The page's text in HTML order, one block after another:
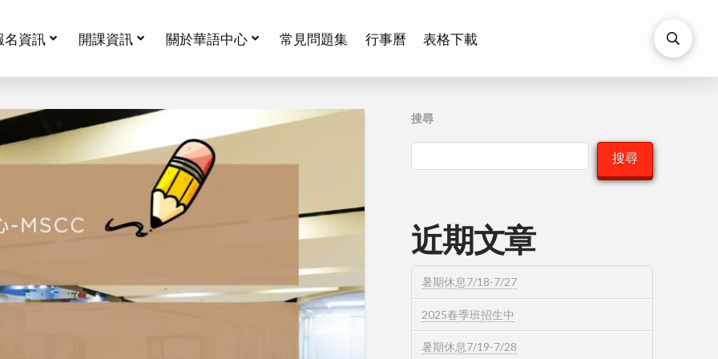
名資訊 開課資訊 關於華語中心 常見問題集 行事曆 表格下載
搜尋
搜尋
近期文章
暑期休息7/18-7/27
2025春季班招生中
暑期休息7/19-7/28